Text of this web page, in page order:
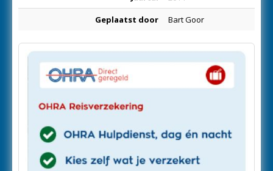
Geplaatst door Bart Goor